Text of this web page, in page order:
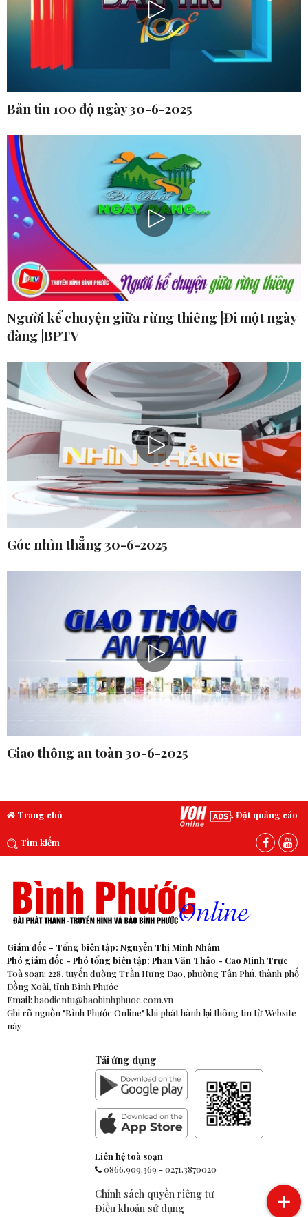
Bản tin 100 độ ngày 30-6-2025
Người kể chuyện giữa rừng thiêng |Đi một ngày
đàng |BPTV
Góc nhìn thẳng 30-6-2025
Giao thông an toàn 30-6-2025
Trang chủ Đặt quảng cáo
Tìm kiếm
Giám đốc - Tổng biên tập: Nguyễn Thị Minh Nhâm
Phó giám đốc - Phó tổng biên tập: Phan Văn Thảo - Cao Minh Trực
Toà soạn: 228, tuyến đường Trần Hưng Đạo, phường Tân Phú, thành phố
Đồng Xoài, tỉnh Bình Phước
Email: baodientu@baobinhphuoc.com.vn
Ghi rõ nguồn "Bình Phước Online" khi phát hành lại thông tin từ Website
này
Tải ứng dụng
Liên hệ toà soạn
0866.909.369-0271.3870020
Chính sách quyền riêng tư
Điều khoản sử dụng